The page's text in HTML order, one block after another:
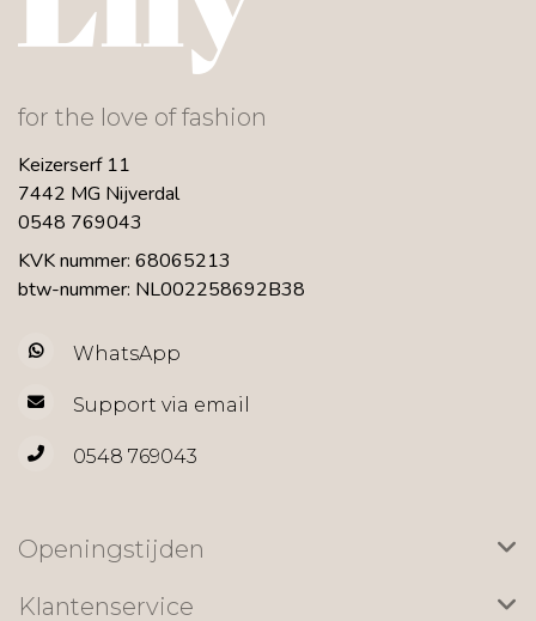
for the love of fashion
Keizerserf 11
7442 MG Nijverdal
0548 769043
KVK nummer: 68065213
btw-nummer: NL002258692B38
WhatsApp
Support via email
0548 769043
Openingstijden
Klantenservice